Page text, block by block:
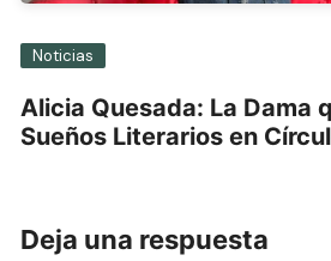
Noticias
Alicia Quesada: La Dama
Sueños Literarios en
Deja una respuesta